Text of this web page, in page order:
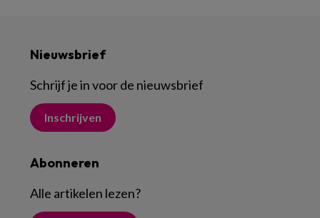
Nieuwsbrief
Schrijf je in voor de nieuwsbrief
Inschrijven
Abonneren
Alle artikelen lezen?